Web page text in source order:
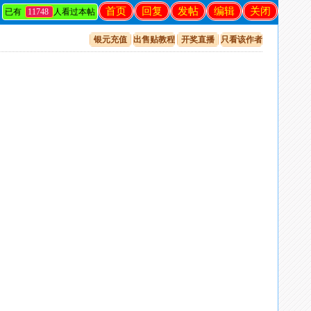
关闭
编辑
发帖
回复
首页
已有 11748 人看过本帖
银元充值 出售贴教程 开奖直播 只看该作者